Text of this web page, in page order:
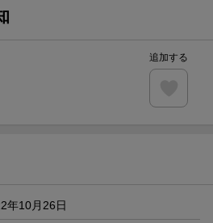
24と楽天ブックス買いまわりでク
円OFFクーポン！初回30日無料音
追加する
年10月26日